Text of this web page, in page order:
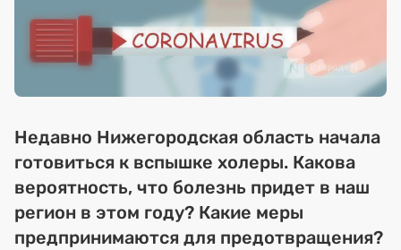
Недавно Нижегородская область начала
готовиться к вспышке холеры. Какова
вероятность, что болезнь придет в наш
регион в этом году? Какие меры
предпринимаются для предотвращения?